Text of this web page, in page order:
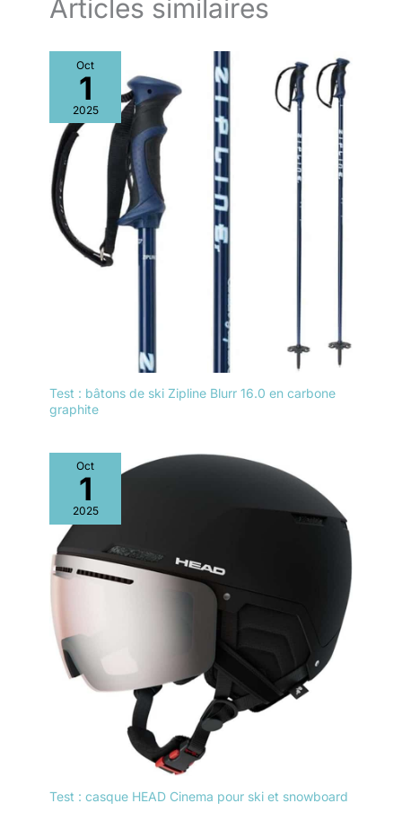
Articles similaires
Oct
1
2025
Test : bâtons de ski Zipline Blurr 16.0 en carbone
graphite
Oct
1
2025
Test : casque HEAD Cinema pour ski et snowboard